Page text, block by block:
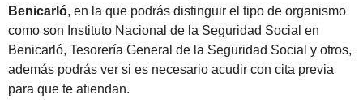
Benicarló, en la que podrás distinguir el tipo de organismo
como son Instituto Nacional de la Seguridad Social en
Benicarló, Tesorería General de la Seguridad Social y otros,
además podrás ver si es necesario acudir con cita previa
para que te atiendan.